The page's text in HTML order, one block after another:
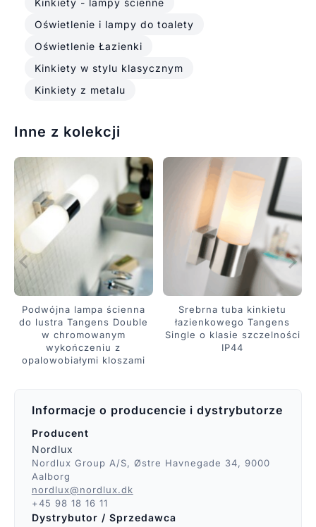
Oświetlenie i lampy do toalety
Oświetlenie Łazienki
Kinkiety w stylu klasycznym
Kinkiety z metalu
Inne z kolekcji
Podwójna lampa ścienna
do lustra Tangens Double
w chromowanym
wykończeniu z
opalowobiałymi kloszami
Srebrna tuba kinkietu
łazienkowego Tangens
Single o klasie szczelności
IP44
Informacje o producencie i dystrybutorze
Producent
Nordlux
Nordlux Group A/S, Østre Havnegade 34, 9000
Aalborg
nordlux@nordlux.dk
+45 98 18 16 11
Dystrybutor / Sprzedawca